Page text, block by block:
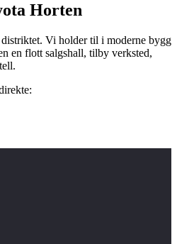
Horten
Vi holder til i moderne bygg
en flott salgshall, tilby verksted,